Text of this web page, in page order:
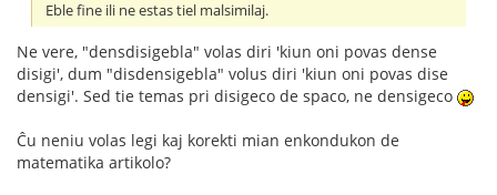
Eble fine ili ne estas tiel malsimilaj.
Ne vere, "densdisigebla" volas diri 'kiun oni povas dense
disigi', dum "disdensigebla" volus diri 'kiun oni povas dise
densigi'. Sed tie temas pri disigeco de spaco, ne densigeco
Ĉu neniu volas legi kaj korekti mian enkondukon de
matematika artikolo?